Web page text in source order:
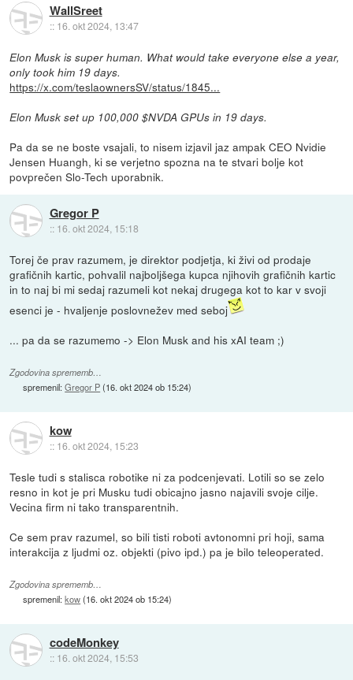
WallSreet
:: 16. okt 2024, 13:47
Elon Musk is super human. What would take everyone else a year,
only took him 19 days.
https://x.com/teslaownersSV/status/1845...
Elon Musk set up 100,000 $NVDA GPUs in 19 days.
Pa da se ne boste vsajali, to nisem izjavil jaz ampak CEO Nvidie
Jensen Huangh, ki se verjetno spozna na te stvari bolje kot
povprečen Slo-Tech uporabnik.
Gregor P
:: 16. okt 2024, 15:18
Torej če prav razumem, je direktor podjetja, ki živi od prodaje
grafičnih kartic, pohvalil najboljšega kupca njihovih grafičnih kartic
in to naj bi mi sedaj razumeli kot nekaj drugega kot to kar v svoji
esenci je - hvaljenje poslovnežev med seboj
... pa da se razumemo -> Elon Musk and his xAI team ;)
Zgodovina sprememb…
spremenil:Gregor P(16. okt 2024 ob 15:24)
kow
:: 16. okt 2024, 15:23
Tesle tudi s stalisca robotike ni za podcenjevati. Lotili so se zelo
resno in kot je pri Musku tudi obicajno jasno najavili svoje cilje.
Vecina firm ni tako transparentnih.
Ce sem prav razumel, so bili tisti roboti avtonomni pri hoji, sama
interakcija z ljudmi oz. objekti (pivo ipd.) pa je bilo teleoperated.
Zgodovina sprememb…
spremenil:kow(16. okt 2024 ob 15:24)
codeMonkey
:: 16. okt 2024, 15:53